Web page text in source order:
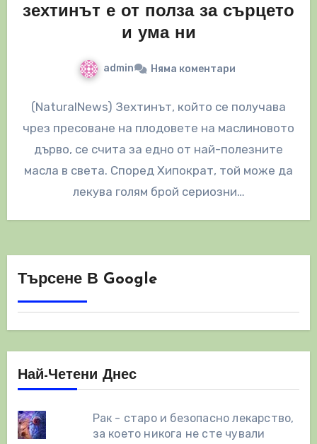
зехтинът е от полза за сърцето
и ума ни
admin Няма коментари
(NaturalNews) Зехтинът, който се получава
чрез пресоване на плодовете на маслиновото
дърво, се счита за едно от най-полезните
масла в света. Според Хипократ, той може да
лекува голям брой сериозни…
Търсене В Google
Най-Четени Днес
Рак - старо и безопасно лекарство,
за което никога не сте чували